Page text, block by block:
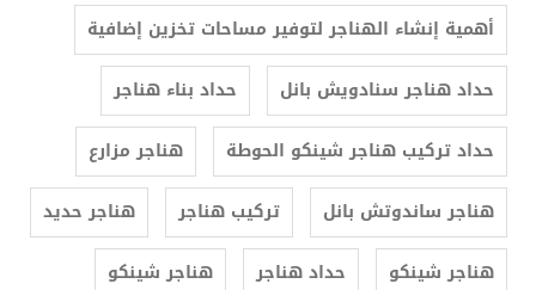
أهمية إنشاء الهناجر لتوفير مساحات تخزين إضافية
حداد هناجر سنادويش بانل
حداد بناء هناجر
حداد تركيب هناجر شينكو الحوطة
هناجر مزارع
هناجر ساندوتش بانل
تركيب هناجر
هناجر حديد
هناجر شينكو
حداد هناجر
هناجر شينكو